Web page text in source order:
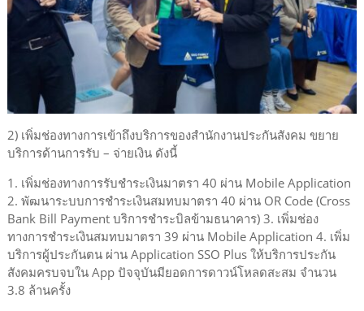
2) เพิ่มช่องทางการเข้าถึงบริการของสำนักงานประกันสังคม ขยาย
บริการด้านการรับ – จ่ายเงิน ดังนี้
1. เพิ่มช่องทางการรับชำระเงินมาตรา 40 ผ่าน Mobile Application
2. พัฒนาระบบการชำระเงินสมทบมาตรา 40 ผ่าน OR Code (Cross
Bank Bill Payment บริการชำระบิลข้ามธนาคาร) 3. เพิ่มช่อง
ทางการชำระเงินสมทบมาตรา 39 ผ่าน Mobile Application 4. เพิ่ม
บริการผู้ประกันตน ผ่าน Application SSO Plus ให้บริการประกัน
สังคมครบจบใน App ปัจจุบันมียอดการดาวน์โหลดสะสม จำนวน
3.8 ล้านครั้ง